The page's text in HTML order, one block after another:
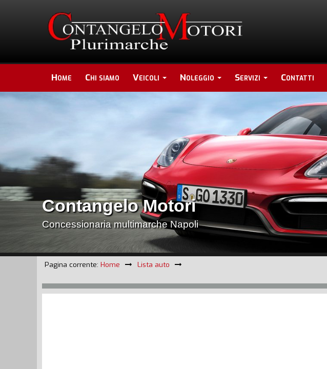
Home Chi siamo Veicoli Noleggio Servizi Contatti
Contangelo Motori
Concessionaria multimarche Napoli
Pagina corrente: Home Lista auto